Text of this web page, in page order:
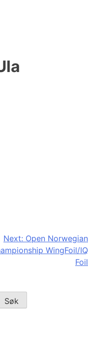
Next: Open Norwegian
WingFoil/IQ
Foil
Søk